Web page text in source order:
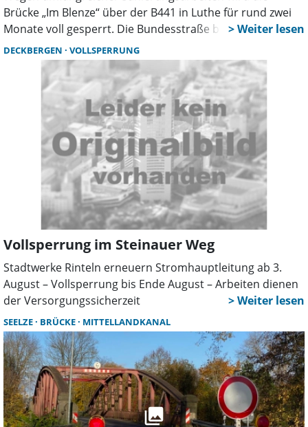
Brücke „Im Blenze“ über der B441 in Luthe für rund zwei
Monate voll gesperrt. Die Bundesstraße bleibt während
der Arbeiten nach Angaben der Landesbehörde
weitgehend ohne Einschränkungen befahrbar.
DECKBERGEN VOLLSPERRUNG
Vollsperrung im Steinauer Weg
Stadtwerke Rinteln erneuern Stromhauptleitung ab 3.
August – Vollsperrung bis Ende August – Arbeiten dienen
der Versorgungssicherzeit
SEELZE BRÜCKE MITTELLANDKANAL